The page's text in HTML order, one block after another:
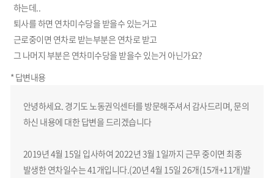
하는데..
퇴사를 하면 연차미수당을 받을수 있는거고
근로중이면 연차로 받는부분은 연차로 받고
그 나머지 부분은 연차미수당을 받을수 있는거 아닌가요?
* 답변내용
안녕하세요. 경기도 노동권익센터를 방문해주셔서 감사드리며, 문의
하신 내용에 대한 답변을 드리겠습니다
2019년 4월 15일 입사하여 2022년 3월 1일까지 근무 중이면 최종
발생한 연차일수는 41개입니다.(20년 4월 15일 26개(15개+11개)발